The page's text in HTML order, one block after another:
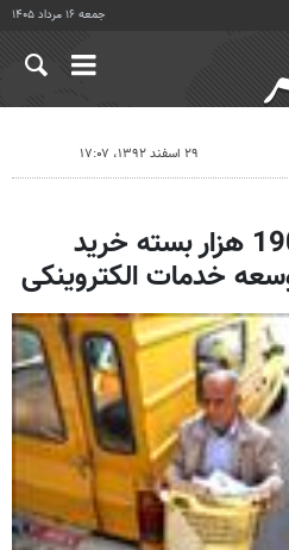
جمعه ۱۶ مرداد ۱۴۰۵
۲۹ اسفند ۱۳۹۲، ۱۷:۰۷
پست اردبیل امسال 190 هزار بسته خرید
خدمات الکتروینکی